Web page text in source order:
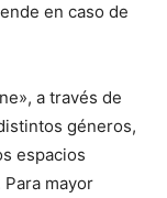
en caso de
a través de
géneros,
espacios
mayor